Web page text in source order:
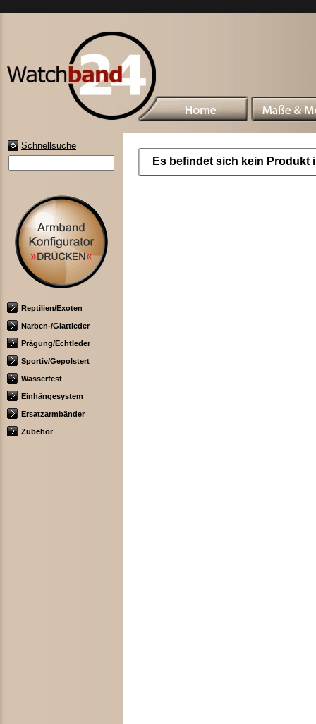
Schnellsuche
Reptilien/Exoten
Narben-/Glattleder
Prägung/Echtleder
Sportiv/Gepolstert
Wasserfest
Einhängesystem
Ersatzarmbänder
Zubehör
Es befindet sich kein Produkt